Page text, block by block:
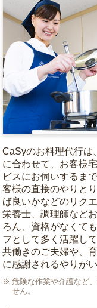
CaSyのお料理代行は
に合わせて、お客様
ビスにお伺いするま
客様の直接のやりと
ば良いかなどのリク
栄養士、調理師など
ろん、資格がなくて
フとして多く活躍して
共働きのご夫婦や、
に感謝されるやりが
危険な作業や介護など
せん。